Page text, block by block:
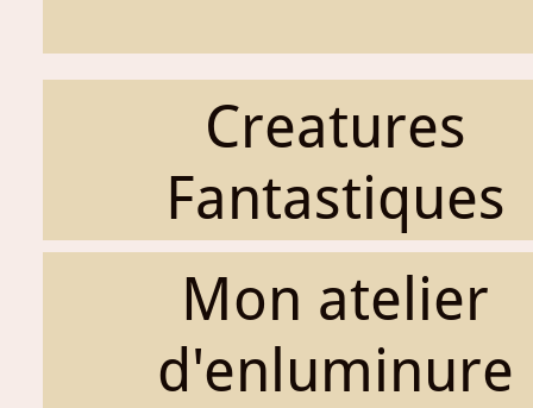
Creatures
Fantastiques
Mon atelier
d'enluminure